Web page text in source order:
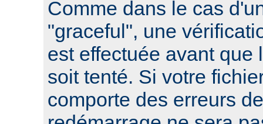
Comme dans le cas
"graceful", une
est effectuée avant que
soit tenté. Si votre
comporte des erreurs